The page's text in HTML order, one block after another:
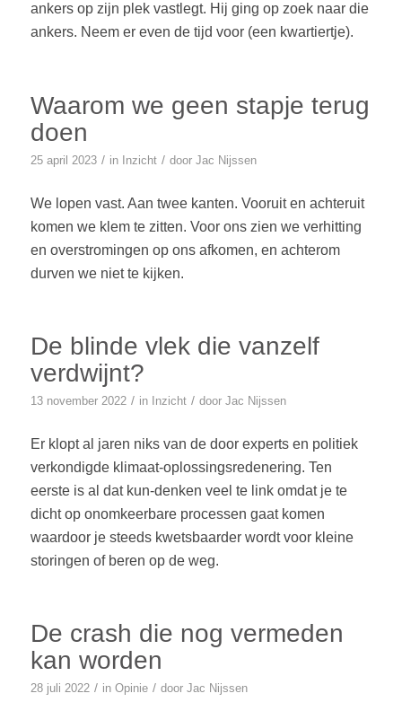
ankers op zijn plek vastlegt. Hij ging op zoek naar die
ankers. Neem er even de tijd voor (een kwartiertje).
Waarom we geen stapje terug
doen
25 april 2023 / in Inzicht / door Jac Nijssen
We lopen vast. Aan twee kanten. Vooruit en achteruit
komen we klem te zitten. Voor ons zien we verhitting
en overstromingen op ons afkomen, en achterom
durven we niet te kijken.
De blinde vlek die vanzelf
verdwijnt?
13 november 2022 / in Inzicht / door Jac Nijssen
Er klopt al jaren niks van de door experts en politiek
verkondigde klimaat-oplossingsredenering. Ten
eerste is al dat kun-denken veel te link omdat je te
dicht op onomkeerbare processen gaat komen
waardoor je steeds kwetsbaarder wordt voor kleine
storingen of beren op de weg.
De crash die nog vermeden
kan worden
28 juli 2022 / in Opinie / door Jac Nijssen